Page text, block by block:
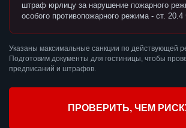
штраф юрлицу за нарушение пожарного
особого противопожарного режима - ст.
Указаны максимальные санкции по действующей
Подготовим документы для гостиницы, чтобы
предписаний и штрафов.
ПРОВЕРИТЬ, ЧЕМ